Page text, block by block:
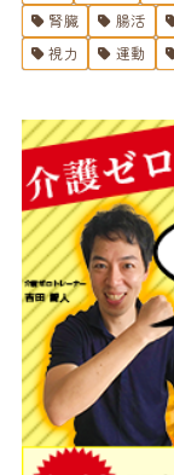
腎臓
腸活
視力
運動